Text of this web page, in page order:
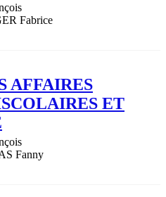
Fabrice
AFFAIRES
ET
Fanny